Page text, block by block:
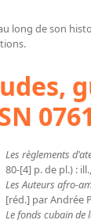
long de son
Les règlements
80-[4] p. de pl.) :
Les Auteurs afro-
[réd.] par Andrée
Le fonds cubain de